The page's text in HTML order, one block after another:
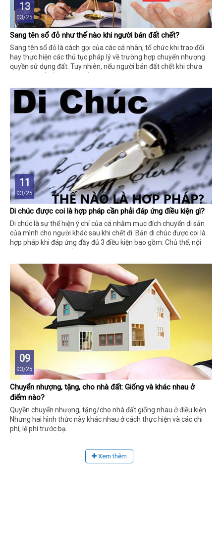
13
03/25
Sang tên sổ đỏ như thế nào khi người bán đất chết?
Sang tên sổ đỏ là cách gọi của các cá nhân, tổ chức khi trao đổi
hay thực hiện các thủ tục pháp lý về trường hợp chuyển nhượng
quyền sử dụng đất. Tuy nhiên, nếu người bán đất chết khi chưa
11
03/25
Di chúc được coi là hợp pháp cần phải đáp ứng điều kiện gì?
Di chúc là sự thể hiện ý chí của cá nhằm mục đích chuyển di sản
của mình cho người khác sau khi chết đi. Bản di chúc được coi là
hợp pháp khi đáp ứng đầy đủ 3 điều kiện bao gồm: Chủ thể, nội
09
03/25
Chuyển nhượng, tặng, cho nhà đất: Giống và khác nhau ở
điểm nào?
Quyền chuyển nhượng, tặng/cho nhà đất giống nhau ở điều kiện.
Nhưng hai hình thức này khác nhau ở cách thực hiện và các chi
phí, lệ phí trước bạ.
Xem thêm